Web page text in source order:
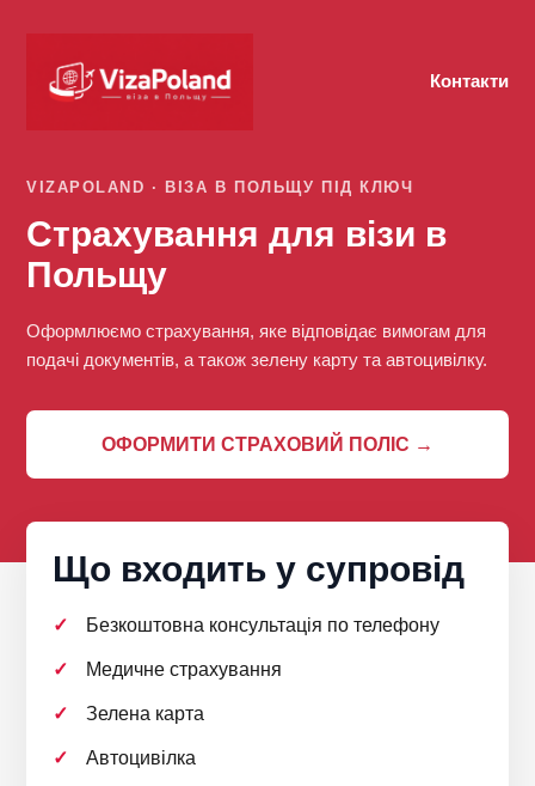
Контакти
VIZAPOLAND · ВІЗА В ПОЛЬЩУ ПІД КЛЮЧ
Страхування для візи в
Польщу
Оформлюємо страхування, яке відповідає вимогам для
подачі документів, а також зелену карту та автоцивілку.
ОФОРМИТИ СТРАХОВИЙ ПОЛІС →
Що входить у супровід
Безкоштовна консультація по телефону
Медичне страхування
Зелена карта
Автоцивілка